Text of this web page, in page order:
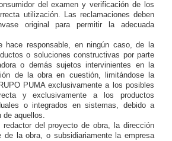
del examen y verificación de los
utilización. Las reclamaciones deben
original para permitir la adecuada
hace responsable, en ningún caso, de la
o soluciones constructivas por parte
o demás sujetos intervinientes en la
de la obra en cuestión, limitándose la
PUMA exclusivamente a los posibles
y exclusivamente a los productos
o integrados en sistemas, debido a
de aquellos.
del proyecto de obra, la dirección
de la obra, o subsidiariamente la empresa